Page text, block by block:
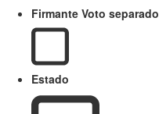
Firmante Voto separado
Estado